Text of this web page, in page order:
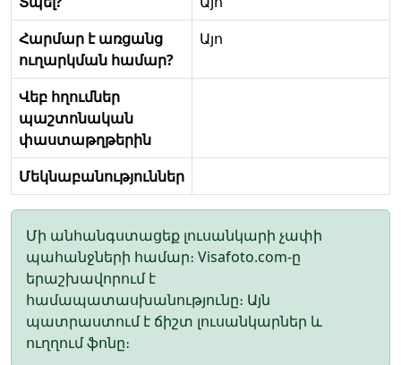
Հարմար է առցանց
ուղարկման համար?
Այո
Վեբ հղումներ
պաշտոնական
փաստաթղթերին
Մեկնաբանություններ
Մի անհանգստացեք լուսանկարի չափի
պահանջների համար։ Visafoto.com-ը
երաշխավորում է
համապատասխանությունը։ Այն
պատրաստում է ճիշտ լուսանկարներ և
ուղղում ֆոնը։